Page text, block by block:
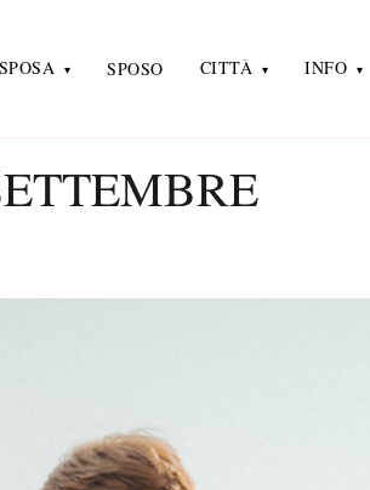
SPOSA SPOSO CITTÀ INFO